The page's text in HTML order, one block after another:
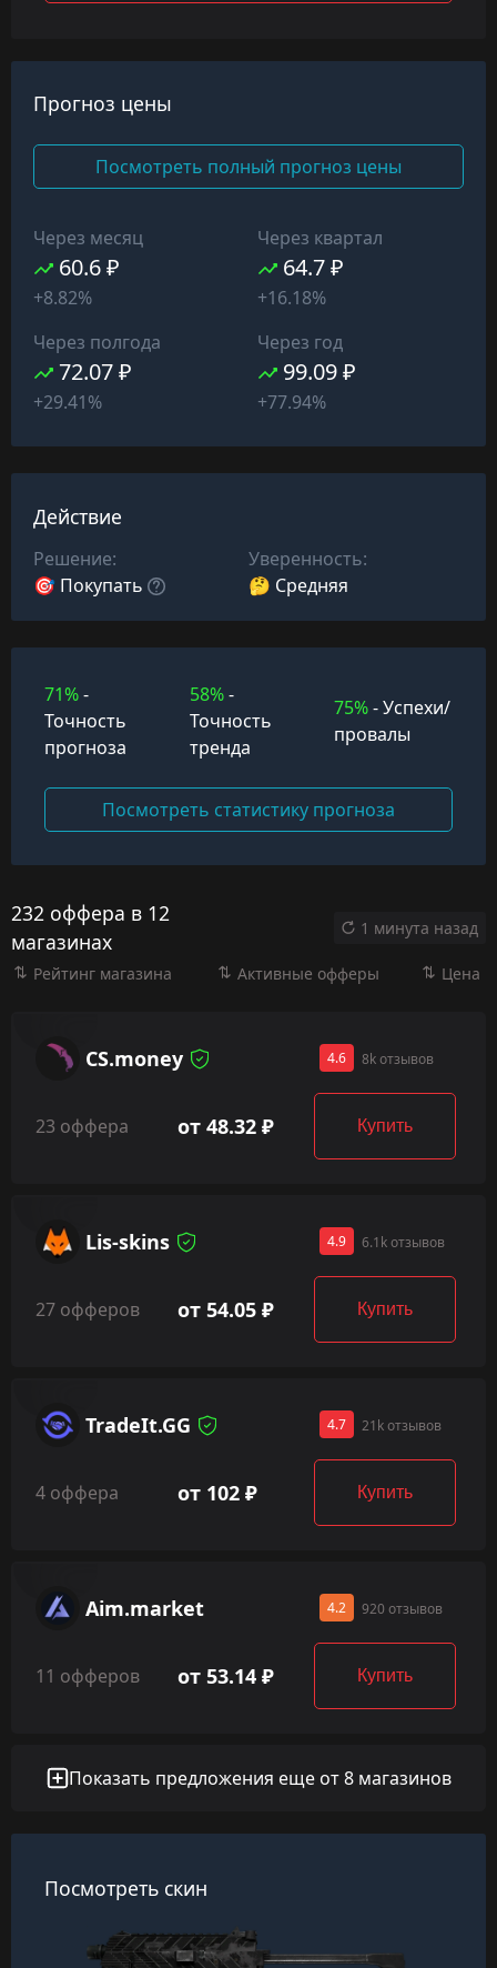
Прогноз цены
Посмотреть полный прогноз цены
Через месяц
60.6 ₽
+8.82%
Через квартал
64.7 ₽
+16.18%
Через полгода
72.07 ₽
+29.41%
Через год
99.09 ₽
+77.94%
Действие
Решение:
🎯 Покупать
Уверенность:
🤔 Средняя
71%-
Точность
прогноза
58%-
Точность
тренда
75%- Успехи/
провалы
Посмотреть статистику прогноза
232 оффера в 12
магазинах
1 минута назад
Рейтинг магазина Активные офферы Цена
CS.money 4.6 8k отзывов
23 оффера от 48.32 ₽ Купить
Lis-skins 4.9 6.1k отзывов
27 офферов от 54.05 ₽ Купить
TradeIt.GG 4.7 21k отзывов
4 оффера от 102 ₽ Купить
Aim.market 4.2 920 отзывов
11 офферов от 53.14 ₽ Купить
Показать предложения еще от 8 магазинов
Посмотреть скин